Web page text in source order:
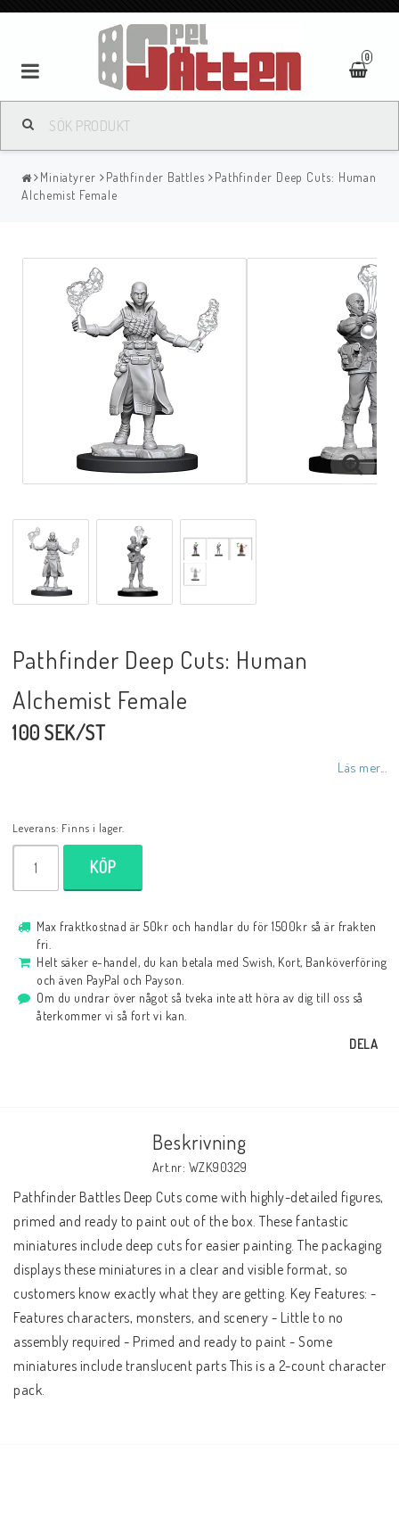
0
Miniatyrer Pathfinder Battles
Pathfinder Deep Cuts: Human
Alchemist Female
Pathfinder Deep Cuts: Human
Alchemist Female
100 SEK/ST
Läs mer...
Leverans: Finns i lager.
KÖP
Max fraktkostnad är 50kr och handlar du för 1500kr så är frakten
fri.
Helt säker e-handel, du kan betala med Swish, Kort, Banköverföring
och även PayPal och Payson.
Om du undrar över något så tveka inte att höra av dig till oss så
återkommer vi så fort vi kan.
DELA
Beskrivning
Art.nr: WZK90329
Pathfinder Battles Deep Cuts come with highly-detailed figures,
primed and ready to paint out of the box. These fantastic
miniatures include deep cuts for easier painting. The packaging
displays these miniatures in a clear and visible format, so
customers know exactly what they are getting. Key Features: -
Features characters, monsters, and scenery - Little to no
assembly required - Primed and ready to paint - Some
miniatures include translucent parts This is a 2-count character
pack.